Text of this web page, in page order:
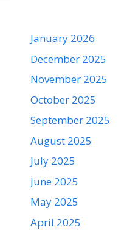
January 2026
December 2025
November 2025
October 2025
September 2025
August 2025
July 2025
June 2025
May 2025
April 2025